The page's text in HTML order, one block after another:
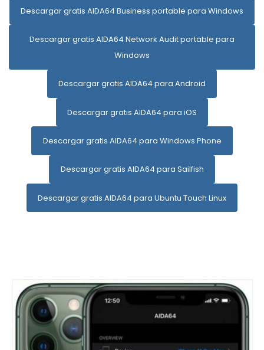
Descargar gratis AIDA64 Business portable para Windows
Descargar gratis AIDA64 Network Audit portable para
Windows
Descargar gratis AIDA64 para Android
Descargar gratis AIDA64 para iOS
Descargar gratis AIDA64 para Windows Phone
Descargar gratis AIDA64 para Sailfish
Descargar gratis AIDA64 para Ubuntu Touch Linux